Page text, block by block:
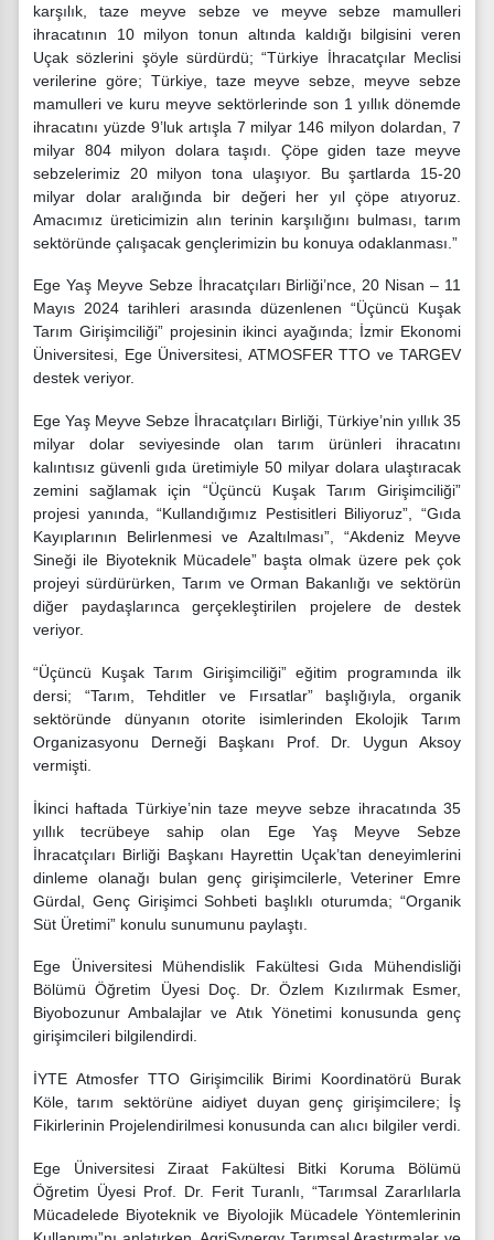
karşılık, taze meyve sebze ve meyve sebze mamulleri
ihracatının 10 milyon tonun altında kaldığı bilgisini veren
Uçak sözlerini şöyle sürdürdü; “Türkiye İhracatçılar Meclisi
verilerine göre; Türkiye, taze meyve sebze, meyve sebze
mamulleri ve kuru meyve sektörlerinde son 1 yıllık dönemde
ihracatını yüzde 9’luk artışla 7 milyar 146 milyon dolardan, 7
milyar 804 milyon dolara taşıdı. Çöpe giden taze meyve
sebzelerimiz 20 milyon tona ulaşıyor. Bu şartlarda 15-20
milyar dolar aralığında bir değeri her yıl çöpe atıyoruz.
Amacımız üreticimizin alın terinin karşılığını bulması, tarım
sektöründe çalışacak gençlerimizin bu konuya odaklanması.”
Ege Yaş Meyve Sebze İhracatçıları Birliği’nce, 20 Nisan – 11
Mayıs 2024 tarihleri arasında düzenlenen “Üçüncü Kuşak
Tarım Girişimciliği” projesinin ikinci ayağında; İzmir Ekonomi
Üniversitesi, Ege Üniversitesi, ATMOSFER TTO ve TARGEV
destek veriyor.
Ege Yaş Meyve Sebze İhracatçıları Birliği, Türkiye’nin yıllık 35
milyar dolar seviyesinde olan tarım ürünleri ihracatını
kalıntısız güvenli gıda üretimiyle 50 milyar dolara ulaştıracak
zemini sağlamak için “Üçüncü Kuşak Tarım Girişimciliği”
projesi yanında, “Kullandığımız Pestisitleri Biliyoruz”, “Gıda
Kayıplarının Belirlenmesi ve Azaltılması”, “Akdeniz Meyve
Sineği ile Biyoteknik Mücadele” başta olmak üzere pek çok
projeyi sürdürürken, Tarım ve Orman Bakanlığı ve sektörün
diğer paydaşlarınca gerçekleştirilen projelere de destek
veriyor.
“Üçüncü Kuşak Tarım Girişimciliği” eğitim programında ilk
dersi; “Tarım, Tehditler ve Fırsatlar” başlığıyla, organik
sektöründe dünyanın otorite isimlerinden Ekolojik Tarım
Organizasyonu Derneği Başkanı Prof. Dr. Uygun Aksoy
vermişti.
İkinci haftada Türkiye’nin taze meyve sebze ihracatında 35
yıllık tecrübeye sahip olan Ege Yaş Meyve Sebze
İhracatçıları Birliği Başkanı Hayrettin Uçak’tan deneyimlerini
dinleme olanağı bulan genç girişimcilerle, Veteriner Emre
Gürdal, Genç Girişimci Sohbeti başlıklı oturumda; “Organik
Süt Üretimi” konulu sunumunu paylaştı.
Ege Üniversitesi Mühendislik Fakültesi Gıda Mühendisliği
Bölümü Öğretim Üyesi Doç. Dr. Özlem Kızılırmak Esmer,
Biyobozunur Ambalajlar ve Atık Yönetimi konusunda genç
girişimcileri bilgilendirdi.
İYTE Atmosfer TTO Girişimcilik Birimi Koordinatörü Burak
Köle, tarım sektörüne aidiyet duyan genç girişimcilere; İş
Fikirlerinin Projelendirilmesi konusunda can alıcı bilgiler verdi.
Ege Üniversitesi Ziraat Fakültesi Bitki Koruma Bölümü
Öğretim Üyesi Prof. Dr. Ferit Turanlı, “Tarımsal Zararlılarla
Mücadelede Biyoteknik ve Biyolojik Mücadele Yöntemlerinin